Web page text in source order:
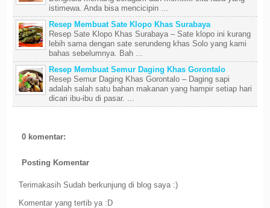
istimewa. Anda bisa mencicipin ...
Resep Membuat Sate Klopo Khas Surabaya
Resep Sate Klopo Khas Surabaya – Sate klopo ini kurang
lebih sama dengan sate serundeng khas Solo yang kami
bahas sebelumnya. Bah ...
Resep Membuat Semur Daging Khas Gorontalo
Resep Semur Daging Khas Gorontalo – Daging sapi
adalah salah satu bahan makanan yang hampir setiap hari
dicari ibu-ibu di pasar. ...
0 komentar:
Posting Komentar
Terimakasih Sudah berkunjung di blog saya :)
Komentar yang tertib ya :D